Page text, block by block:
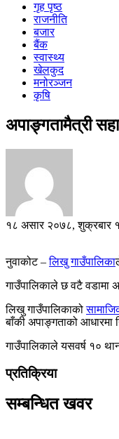
गृह पृष्ठ
राजनीति
बजार
बैंक
स्वास्थ्य
खेलकुद
मनोरञ्जन
कृषि
अपाङ्गतामैत्री
१८ असार २०७८, शुक्रबार
नुवाकोट –लिखु गाउँपालिका
गाउँपालिकाले छ वटै वडामा
लिखु गाउँपालिकाको
बाँकी अपाङ्गताको आधारमा
गाउँपालिकाले यसवर्ष १०
प्रतिक्रिया
सम्बन्धित खवर